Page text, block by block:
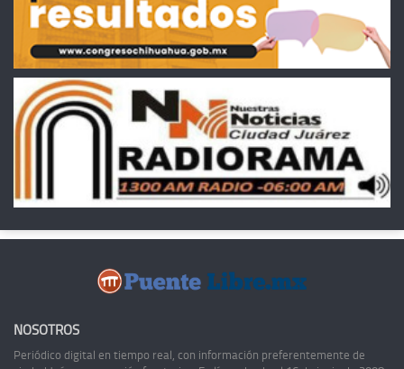
NOSOTROS
Periódico digital en tiempo real, con información preferentemente de